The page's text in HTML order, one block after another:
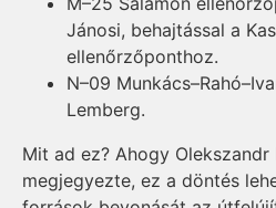
Jánosi, behajtással a
ellenőrzőponthoz.
N–09
Lemberg.
Mit ad ez? Ahogy Olekszandr
megjegyezte, ez a döntés